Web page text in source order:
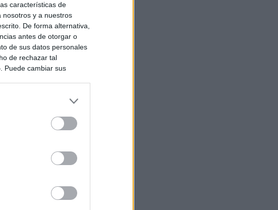
características de
nosotros y a nuestros
De forma alternativa,
antes de otorgar o
de sus datos personales
de rechazar tal
Puede cambiar sus